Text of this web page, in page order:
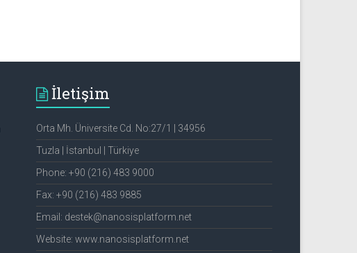
İletişim
Orta Mh. Üniversite Cd. No:27/1 | 34956
Tuzla | İstanbul | Türkiye
Phone: +90 (216) 483 9000
Fax: +90 (216) 483 9885
Email: destek@nanosisplatform.net
Website: www.nanosisplatform.net